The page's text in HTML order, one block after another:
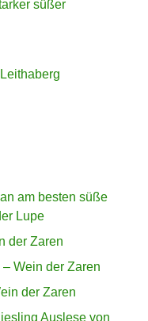
süßer
am besten süße
Lupe
der Zaren
– Wein der Zaren
der Zaren
Auslese von